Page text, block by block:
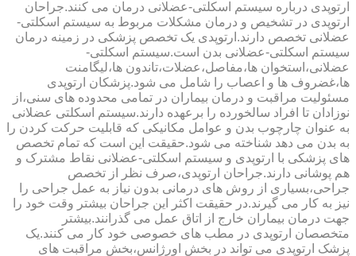
ارتوپدی درباره سیستم اسکلتی-عضلانی درمان می کنند.جراحان
ارتوپدی در تشخیص و درمان مشکلات مربوط به سیستم اسکلتی-
عضلانی تخصص دارند.ارتوپدی یک تخصص پزشکی در زمینه درمان
سیستم اسکلتی-عضلانی بدن است.سیستم اسکلتی-
عضلانی،استخوان ها،مفاصل،عضلات،تاندون ها،لیگامنت
ها،غضروف ها و اعصاب را شامل می شود.پزشکان ارتوپدی
مسئولیت مراقبت و درمان بیماران در تمامی محدوده های سنی،از
نوزادان تا افراد سالخورده را برعهده دارند.سیستم اسکلتی عضلانی
به عنوان چارچوب بدن و عوامل مکانیکی که قابلیت حرکت کردن را
به بدن می دهد شناخته می شود.حقیقت این است که تمام تخصص
های پزشکی با ارتوپدی و سیستم اسکلتی-عضلانی نقاط مشترک و
هم پوشانی دارند.جراحان ارتوپدی،صرف نظر از تخصص
جراحی،بسیاری از روش های درمانی بدون نیاز به عمل جراحی را
نیز به کار می گیرند.در حقیقت اکثر این جراحان بیشتر وقت خود را
جهت درمان بیماران خارج از اتاق عمل می گذرانند.بیشتر
متخصصان ارتوپدی در مطب های خصوصی خود کار می کنند.یک
پزشک ارتوپدی می تواند در بخش اورژانس،بخش مراقبت های